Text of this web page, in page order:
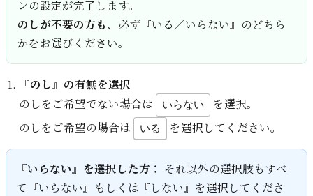
ンの設定が完了します。
のしが不要の方も、必ず『いる／いらない』のどちら
かをお選びください。
『のし』の有無を選択
のしをご希望でない場合は
いらない
を選択。
のしをご希望の場合は
いる を選択してください。
『いらない』を選択した方： それ以外の選択肢もすべ
て『いらない』もしくは『しない』を選択してくださ